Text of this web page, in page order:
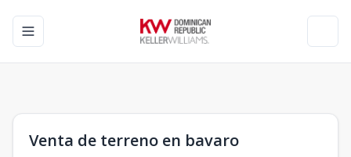
Toggle navigation menu
Venta de terreno en bavaro